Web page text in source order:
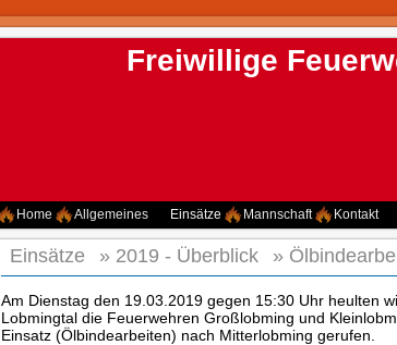
Freiwillige
Home Allgemeines Einsätze Mannschaft Kontakt
Einsätze » 2019 - Überblick »
Am Dienstag den 19.03.2019 gegen 15:30 Uhr heulten
Lobmingtal die Feuerwehren Großlobming und
Einsatz (Ölbindearbeiten) nach Mitterlobming gerufen.